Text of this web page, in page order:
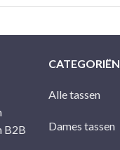
B2B
CATEGORIËN
Alle tassen
Dames tassen